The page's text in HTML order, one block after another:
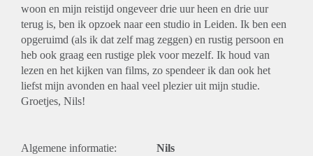
woon en mijn reistijd ongeveer drie uur heen en drie uur
terug is, ben ik opzoek naar een studio in Leiden. Ik ben een
opgeruimd (als ik dat zelf mag zeggen) en rustig persoon en
heb ook graag een rustige plek voor mezelf. Ik houd van
lezen en het kijken van films, zo spendeer ik dan ook het
liefst mijn avonden en haal veel plezier uit mijn studie.
Groetjes, Nils!
Algemene informatie: Nils